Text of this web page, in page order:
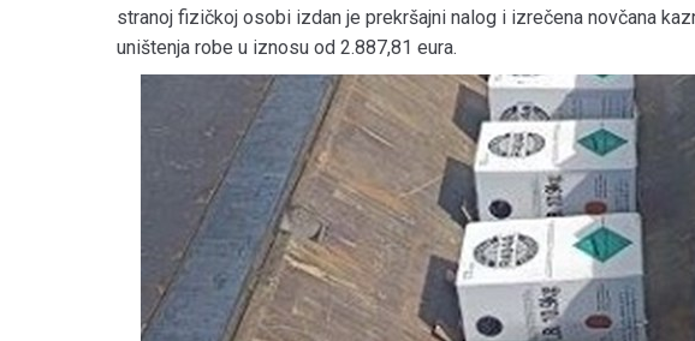
stranoj fizičkoj osobi izdan je prekršajni nalog i izrečena novčana
uništenja robe u iznosu od 2.887,81 eura.